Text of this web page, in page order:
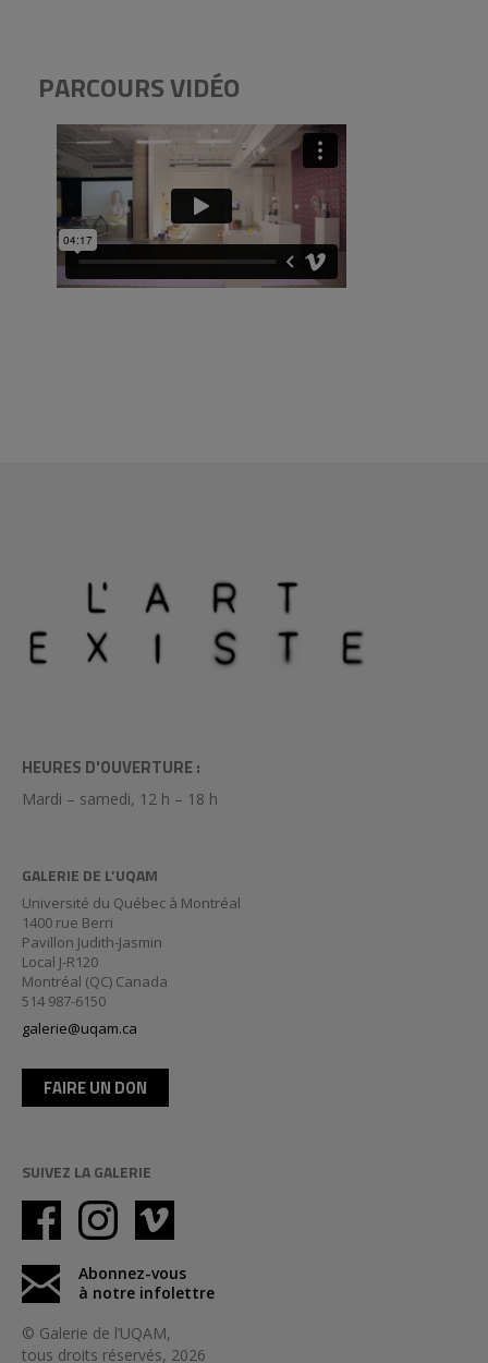
PARCOURS VIDÉO
HEURES D'OUVERTURE :
Mardi – samedi, 12 h – 18 h
GALERIE DE L’UQAM
Université du Québec à Montréal
1400 rue Berri
Pavillon Judith-Jasmin
Local J-R120
Montréal (QC) Canada
514 987-6150
galerie@uqam.ca
FAIRE UN DON
SUIVEZ LA GALERIE
Abonnez-vous
à notre infolettre
© Galerie de l’UQAM,
tous droits réservés, 2026